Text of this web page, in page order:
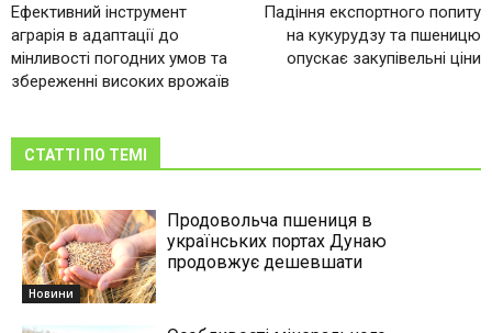
Ефективний інструмент
аграрія в адаптації до
мінливості погодних умов та
збереженні високих врожаїв
Падіння експортного попиту
на кукурудзу та пшеницю
опускає закупівельні ціни
СТАТТІ ПО ТЕМІ
Новини
Продовольча пшениця в
українських портах Дунаю
продовжує дешевшати